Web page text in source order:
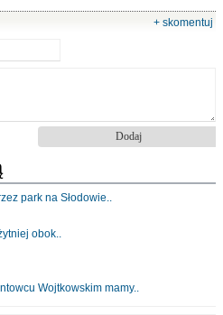
karetka
+ skomentuj
park na Słodowie..
obok..
Wojtkowskim mamy..